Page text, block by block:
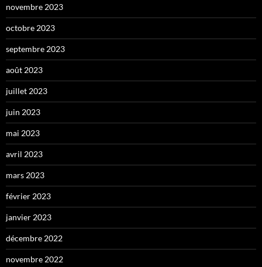
novembre 2023
octobre 2023
septembre 2023
août 2023
juillet 2023
juin 2023
mai 2023
avril 2023
mars 2023
février 2023
janvier 2023
décembre 2022
novembre 2022